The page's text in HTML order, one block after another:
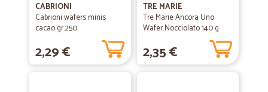
CABRIONI
Cabrioni wafers minis
cacao gr.250
2,29 €
TRE MARIE
Tre Marie Ancora Uno
Wafer Nocciolato 140 g
2,35 €